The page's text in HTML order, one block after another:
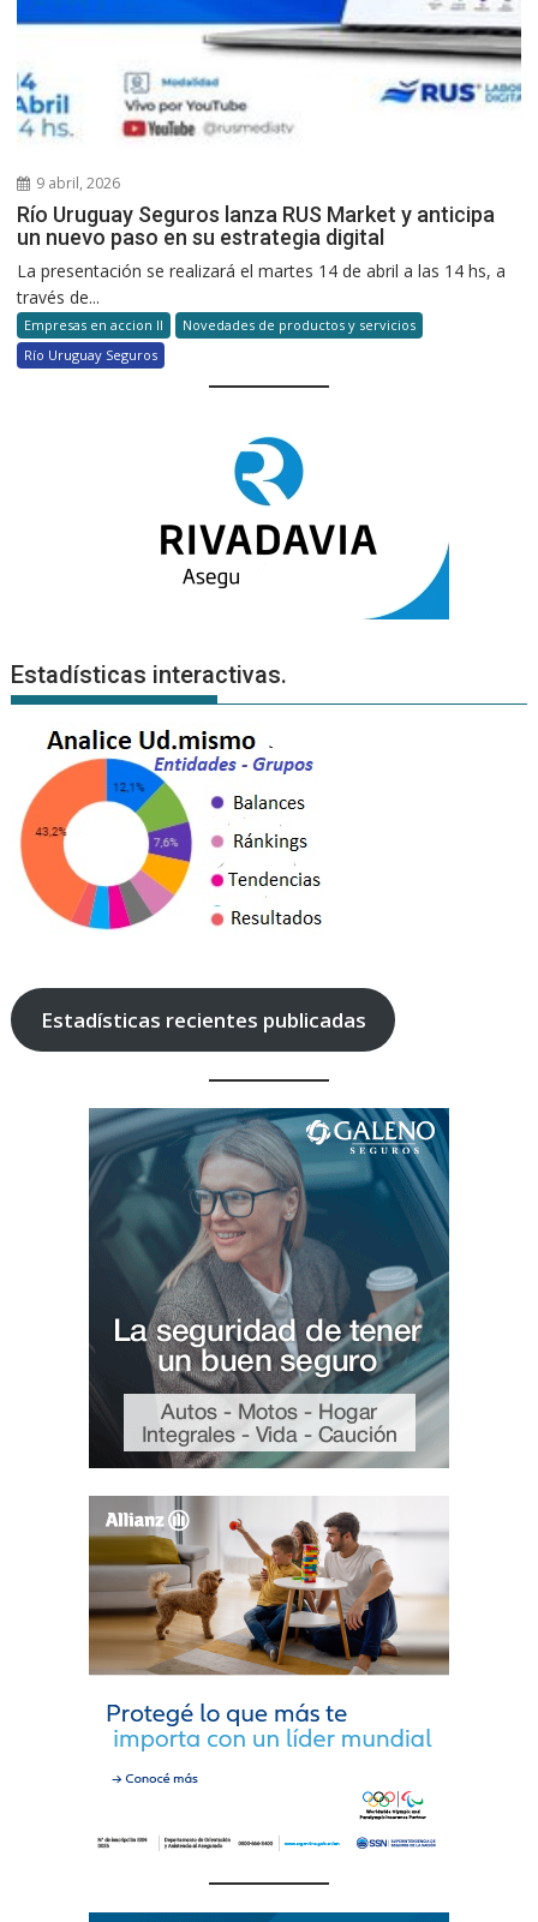
9 abril, 2026
Río Uruguay Seguros lanza RUS Market y anticipa
un nuevo paso en su estrategia digital
La presentación se realizará el martes 14 de abril a las 14 hs, a
través de...
Empresas en accion II
Novedades de productos y servicios
Río Uruguay Seguros
Estadísticas interactivas.
Estadísticas recientes publicadas